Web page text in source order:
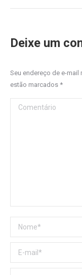
Deixe um
Seu endereço de e-
estão marcados *
Comentário
Nome *
E-mail *